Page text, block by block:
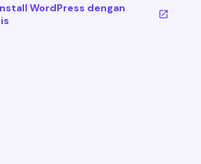
WordPress dengan